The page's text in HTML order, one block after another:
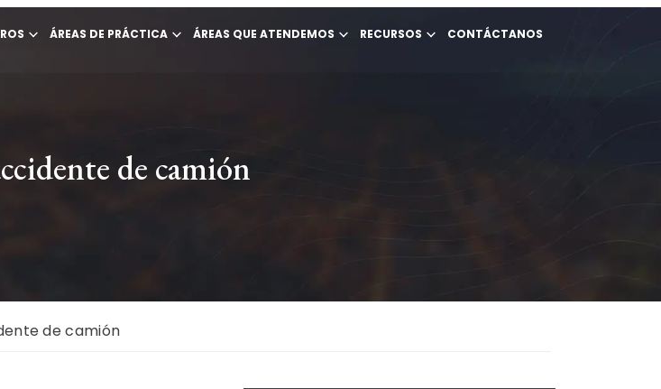
ÁREAS DE PRÁCTICA ÁREAS QUE ATENDEMOS RECURSOS CONTÁCTANOS
de camión
de camión